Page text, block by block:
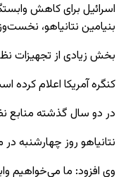
اسرائیل برای کاهش وابستگی به آمریکا و متحدان، ۱۱۰
بنیامین نتانیاهو، نخست‌وزیر اسرائیل، گفت این کشور طی
بخش زیادی از تجهیزات
کنگره آمریکا اعلام کرده است واشنگتن در سال ۲۰۲۵، ۳.۳ میلیارد دلار کمک مالی نظامی و
در دو سال گذشته منابع
نتانیاهو روز چهارشنبه در مراسمی نظامی در
وی افزود: ما می‌خواهیم